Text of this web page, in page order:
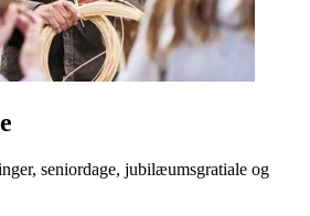
seniordage, jubilæumsgratiale og